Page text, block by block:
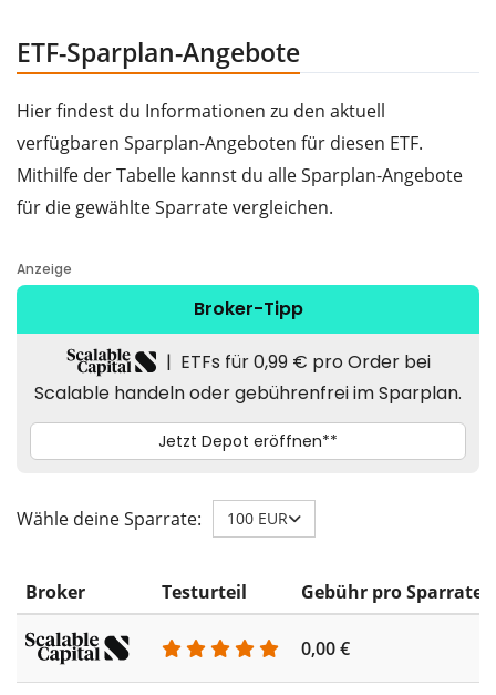
ETF-Sparplan-Angebote
Hier findest du Informationen zu den aktuell
verfügbaren Sparplan-Angeboten für diesen ETF.
Mithilfe der Tabelle kannst du alle Sparplan-Angebote
für die gewählte Sparrate vergleichen.
Wähle deine Sparrate: 100 EUR
Broker Testurteil Gebühr pro Sparrate
0,00 €